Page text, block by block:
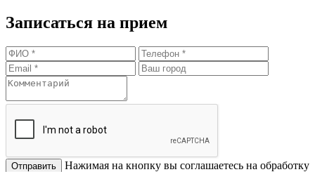
Записаться на прием
Нажимая на кнопку вы соглашаетесь на обработку